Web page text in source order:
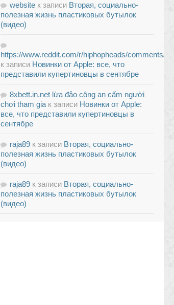
website к записи Вторая, социально-
полезная жизнь пластиковых бутылок
(видео)
https://www.reddit.com/r/hiphopheads/comments/
к записи Новинки от Apple: все, что
представили купертиновцы в сентябре
8xbett.in.net lừa đảo công an cấm người
chơi tham gia к записи Новинки от Apple:
все, что представили купертиновцы в
сентябре
raja89 к записи Вторая, социально-
полезная жизнь пластиковых бутылок
(видео)
raja89 к записи Вторая, социально-
полезная жизнь пластиковых бутылок
(видео)